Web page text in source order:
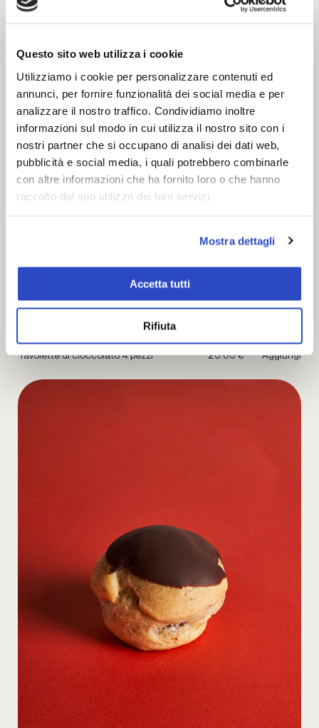
Questo sito web utilizza i cookie
Utilizziamo i cookie per personalizzare contenuti ed
annunci, per fornire funzionalità dei social media e per
analizzare il nostro traffico. Condividiamo inoltre
informazioni sul modo in cui utilizza il nostro sito con i
nostri partner che si occupano di analisi dei dati web,
pubblicità e social media, i quali potrebbero combinarle
con altre informazioni che ha fornito loro o che hanno
raccolto dal suo utilizzo dei loro servizi.
Mostra dettagli
Accetta tutti
Rifiuta
Tavolette di cioccolato 4 pezzi 20.00 € Aggiungi